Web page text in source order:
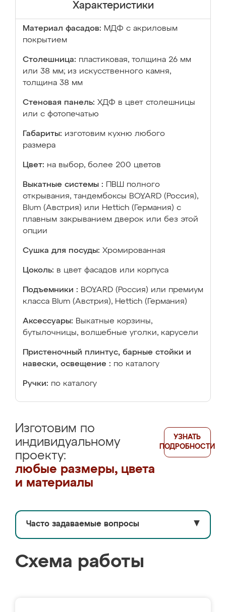
Характеристики
Материал фасадов: МДФ с акриловым
покрытием
Столешница: пластиковая, толщина 26 мм
или 38 мм; из искусственного камня,
толщина 38 мм
Стеновая панель: ХДФ в цвет столешницы
или с фотопечатью
Габариты: изготовим кухню любого
размера
Цвет: на выбор, более 200 цветов
Выкатные системы :
ПВШ полного
открывания, тандембоксы BOYARD (Россия),
Blum (Австрия) или Hettich (Германия) с
плавным закрыванием дверок или без этой
опции
Сушка для посуды: Хромированная
Цоколь: в цвет фасадов или корпуса
Подъемники : BOYARD (Россия) или премиум
класса Blum (Австрия), Hettich (Германия)
Аксессуары: Выкатные корзины,
бутылочницы, волшебные уголки, карусели
Пристеночный плинтус, барные стойки и
навески, освещение : по каталогу
Ручки: по каталогу
Изготовим по
индивидуальному
проекту:
любые размеры, цвета
и материалы
УЗНАТЬ
ПОДРОБНОСТИ
Часто задаваемые вопросы ▼
Схема работы